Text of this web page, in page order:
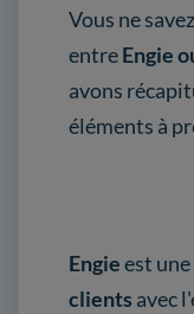
Vous ne
entreEngie
avons
éléments à
Engieest
clients avec